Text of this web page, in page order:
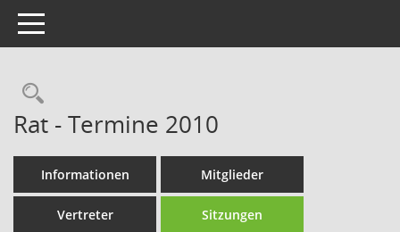
Toggle navigation
Rechercheauswahl
Rat - Termine 2010
Informationen Mitglieder
Vertreter Sitzungen